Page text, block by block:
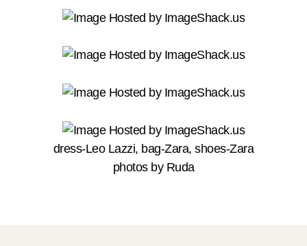
dress-Leo Lazzi, bag-Zara, shoes-Zara
photos by Ruda